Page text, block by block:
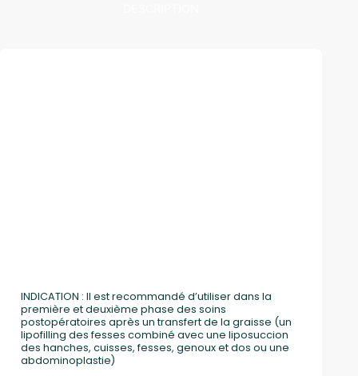
INDICATION : Il est recommandé d’utiliser dans la
première et deuxième phase des soins
postopératoires après un transfert de la graisse (un
lipofilling des fesses combiné avec une liposuccion
des hanches, cuisses, fesses, genoux et dos ou une
abdominoplastie)